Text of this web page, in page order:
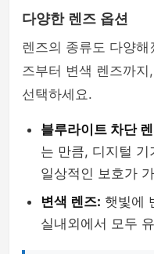
다양한 렌즈 옵션
렌즈의 종류도 다양
즈부터 변색 렌즈까
선택하세요.
블루라이트 차단
는 만큼, 디지털
일상적인 보호가
변색 렌즈: 햇빛에
실내외에서 모두